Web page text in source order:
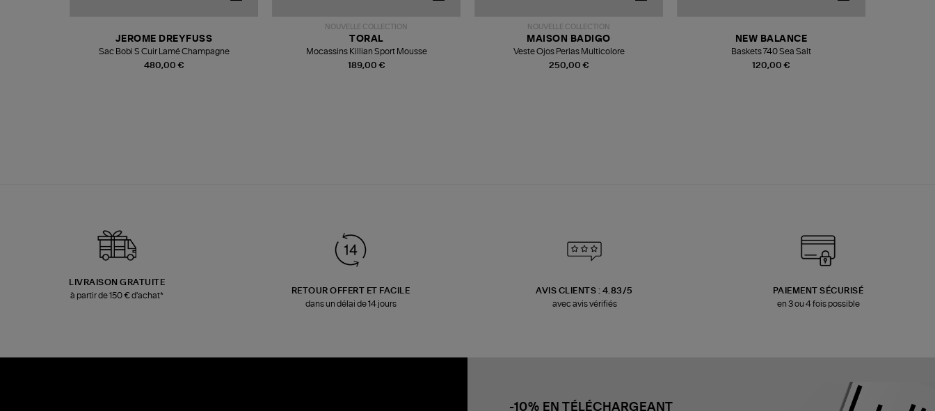
480,00 €
JEROME DREYFUSS
Sac Bobi S Cuir Lamé Champagne
NOUVELLE COLLECTION
189,00 €
TORAL
Mocassins Killian Sport Mousse
NOUVELLE COLLECTION
250,00 €
MAISON BADIGO
Veste Ojos Perlas Multicolore
120,00 €
NEW BALANCE
Baskets 740 Sea Salt
LIVRAISON GRATUITE
à partir de 150 € d'achat*
RETOUR OFFERT ET FACILE
dans un délai de 14 jours
AVIS CLIENTS : 4.83/5
avec avis vérifiés
PAIEMENT SÉCURISÉ
en 3 ou 4 fois possible
-10% EN TÉLÉCHARGEANT